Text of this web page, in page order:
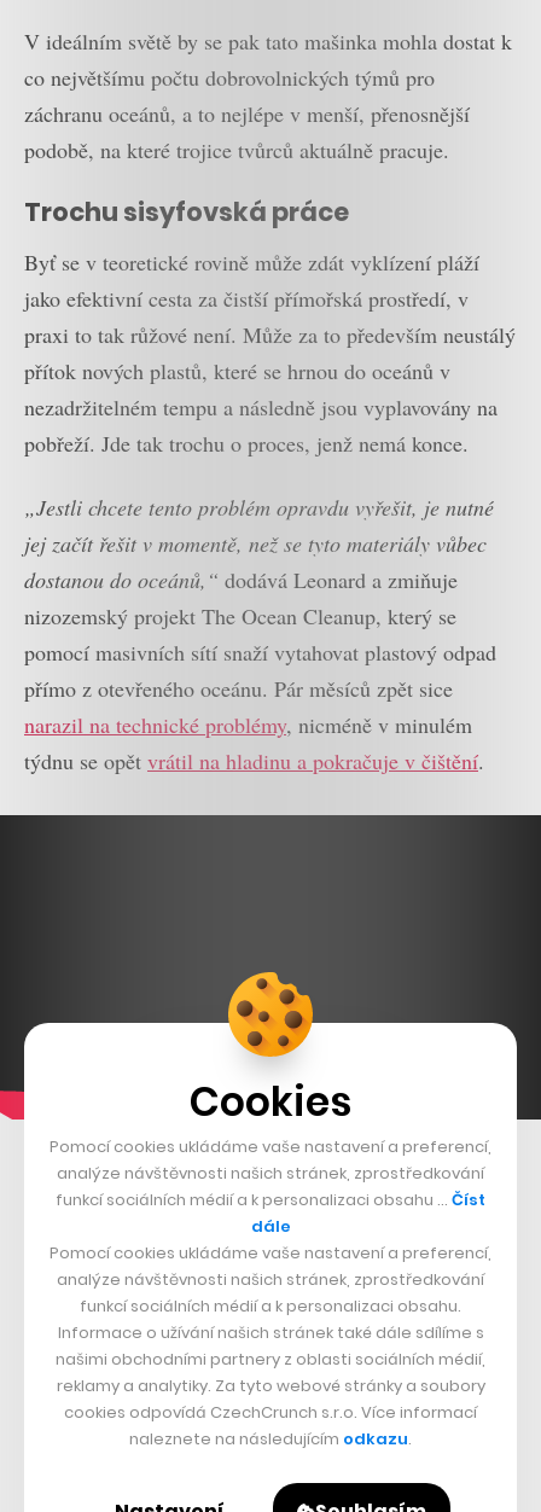
V ideálním světě by se pak tato mašinka mohla dostat k
co největšímu počtu dobrovolnických týmů pro
záchranu oceánů, a to nejlépe v menší, přenosnější
podobě, na které trojice tvůrců aktuálně pracuje.
Trochu sisyfovská práce
Byť se v teoretické rovině může zdát vyklízení pláží
jako efektivní cesta za čistší přímořská prostředí, v
praxi to tak růžové není. Může za to především neustálý
přítok nových plastů, které se hrnou do oceánů v
nezadržitelném tempu a následně jsou vyplavovány na
pobřeží. Jde tak trochu o proces, jenž nemá konce.
„Jestli chcete tento problém opravdu vyřešit, je nutné
jej začít řešit v momentě, než se tyto materiály vůbec
dostanou do oceánů,“ dodává Leonard a zmiňuje
nizozemský projekt The Ocean Cleanup, který se
pomocí masivních sítí snaží vytahovat plastový odpad
přímo z otevřeného oceánu. Pár měsíců zpět sice
narazil na technické problémy, nicméně v minulém
týdnu se opět vrátil na hladinu a pokračuje v čištění.
Zajímavý kontext se nabízí také spodvodním robotem,
který vyvinula teprve čtrnáctiletá Američanka Anna Du
Ten se oproti Hoola One zaměřuje na plastové
mikročástice nacházející se v hlubinách moří, jež
dokáže pomocí infračerveného světla a kamery
detekovat.
Reálná hrozba pro člověka
Cookies
Pomocí cookies ukládáme vaše nastavení a preferencí,
analýze návštěvnosti našich stránek, zprostředkování
funkcí sociálních médií a k personalizaci obsahu … Číst
dále
Pomocí cookies ukládáme vaše nastavení a preferencí,
analýze návštěvnosti našich stránek, zprostředkování
funkcí sociálních médií a k personalizaci obsahu.
Informace o užívání našich stránek také dále sdílíme s
našimi obchodními partnery z oblasti sociálních médií,
reklamy a analytiky. Za tyto webové stránky a soubory
cookies odpovídá CzechCrunch s.r.o. Více informací
naleznete na následujícím odkazu.